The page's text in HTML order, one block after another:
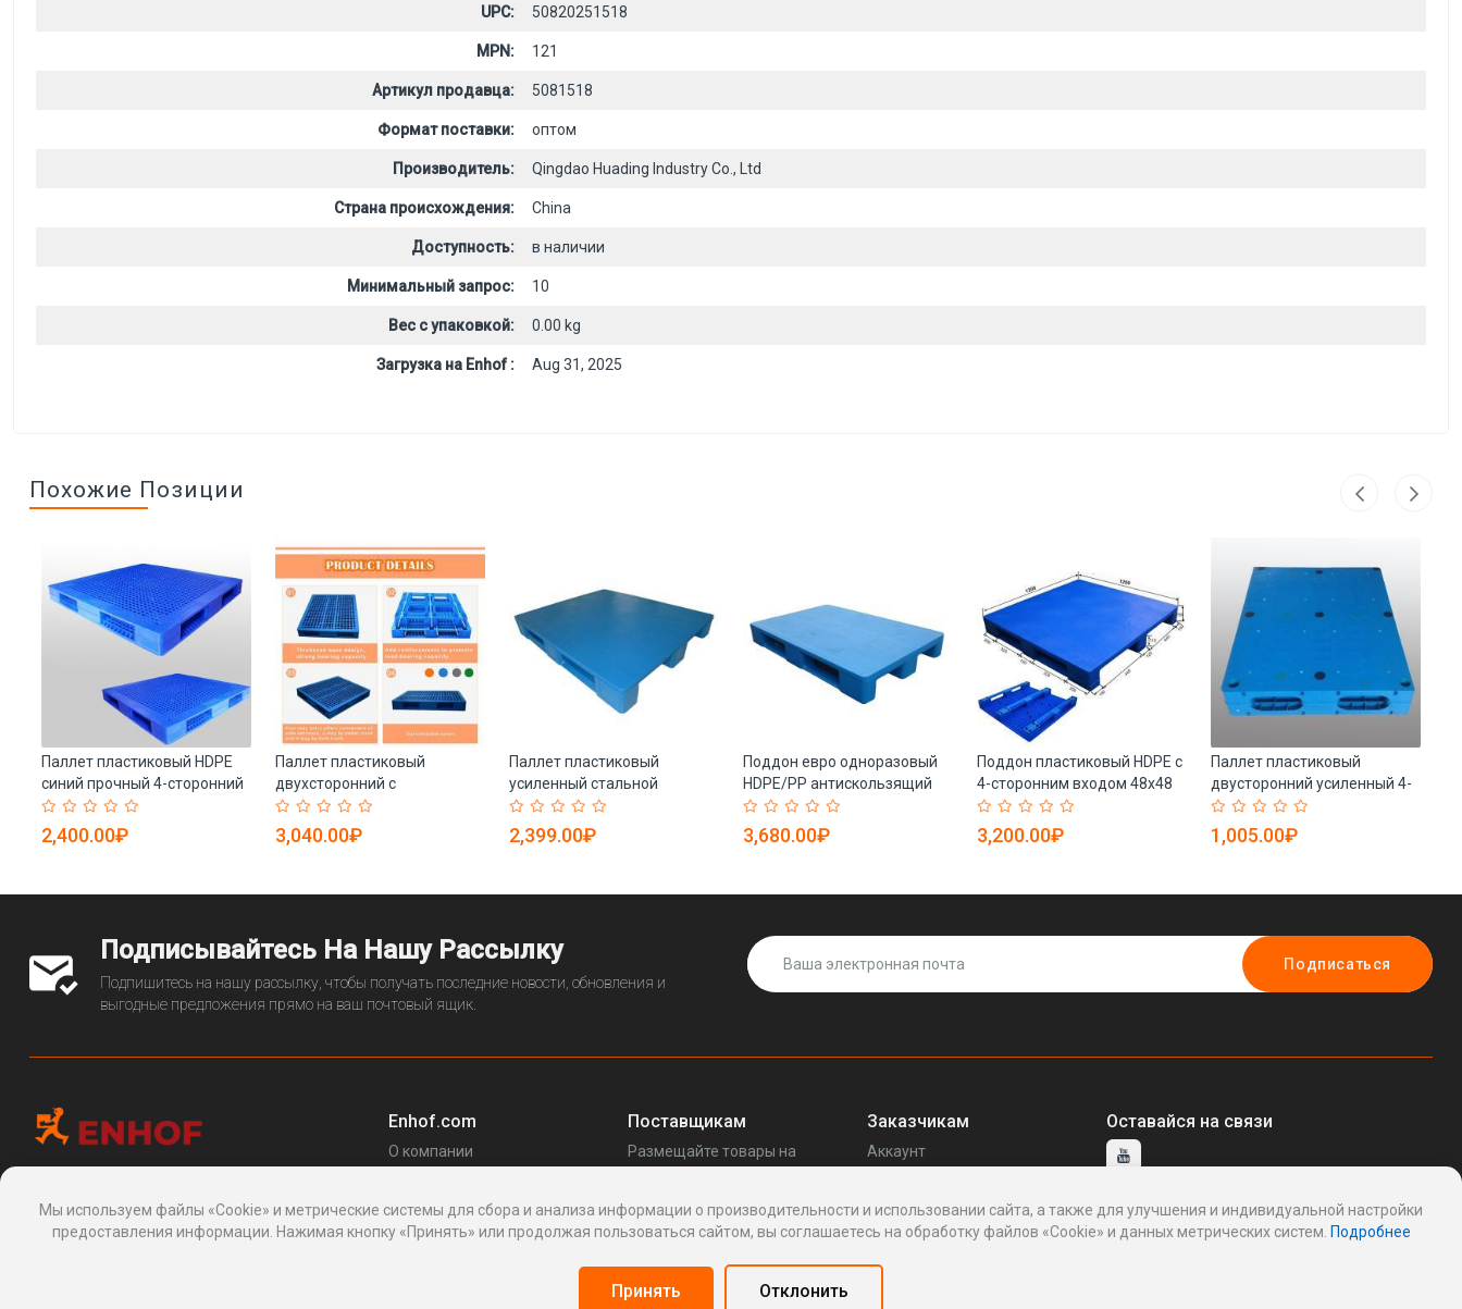
UPC: 50820251518
MPN: 121
Артикул продавца: 5081518
Формат поставки: оптом
Производитель: Qingdao Huading Industry Co., Ltd
Страна происхождения: China
Доступность: в наличии
Минимальный запрос: 10
Вес с упаковкой: 0.00 kg
Загрузка на Enhof : Aug 31, 2025
Похожие Позиции
Паллет пластиковый HDPE
синий прочный 4-сторонний
1500x1500 (арт. 25-5081702)
2,400.00₽
Паллет пластиковый
двухсторонний с
металлическими трубами
(арт. 25-5081539)
3,040.00₽
Паллет пластиковый
усиленный стальной
евроформат для склада
(арт. 25-5081737)
2,399.00₽
Поддон евро одноразовый
HDPE/PP антискользящий
1200*1200 (арт. 25-5081626)
3,680.00₽
Поддон пластиковый HDPE с
4-сторонним входом 48x48
(арт. 25-5081484)
3,200.00₽
Паллет пластиковый
двусторонний усиленный 4-
сторонний 1000x800 мм (арт.
25-5081706)
1,005.00₽
Подписывайтесь На Нашу Рассылку
Подпишитесь на нашу рассылку, чтобы получать последние новости, обновления и
выгодные предложения прямо на ваш почтовый ящик.
Подписаться
, 24, Макаренко, Сочи, Краснодарский
край 354003, Россия
Enhof.com
О компании
Блог
Поставщикам
Размещайте товары на
Как это работает
Заказчикам
Аккаунт
Написать поставщику
Реквизиты
Оставайся на связи
Мы используем файлы «Cookie» и метрические системы для сбора и анализа информации о производительности и использовании сайта, а также для улучшения и индивидуальной настройки
предоставления информации. Нажимая кнопку «Принять» или продолжая пользоваться сайтом, вы соглашаетесь на обработку файлов «Cookie» и данных метрических систем. Подробнее
Принять Отклонить